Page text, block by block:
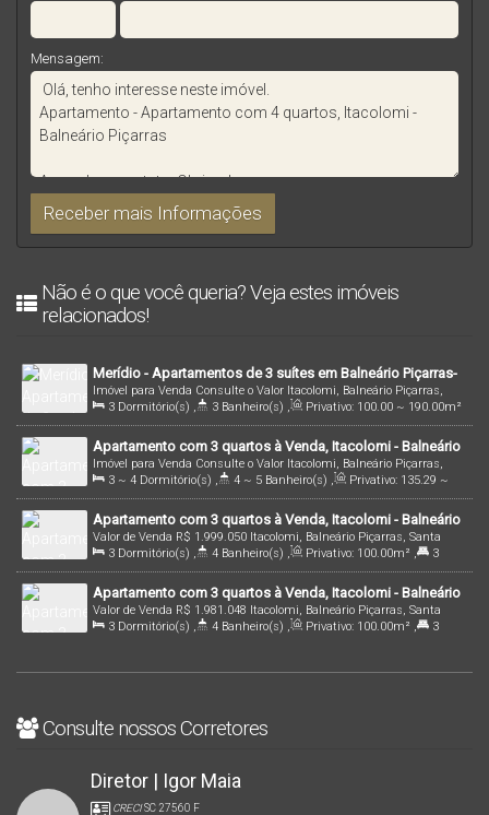
Mensagem:
Não é o que você queria? Veja estes imóveis
relacionados!
Merídio - Apartamentos de 3 suítes em Balneário Piçarras-
SC
Consulte o Valor
Imóvel para Venda
Itacolomi, Balneário Piçarras,
Santa Catarina, Brasil
3 Dormitório(s) , 3 Banheiro(s) , Privativo: 100.00 ~ 190.00m²
,
3 Suíte(s) , 1 ~ 2 Vaga(s) , 140mDistância do Mar
Apartamento com 3 quartos à Venda, Itacolomi - Balneário
Piçarras
Consulte o Valor
Imóvel para Venda
Itacolomi, Balneário Piçarras,
Santa Catarina, Brasil
3 ~ 4 Dormitório(s) , 4 ~ 5 Banheiro(s) , Privativo: 135.29 ~
196.66m² , 3 ~ 4 Suíte(s) , 2 Vaga(s) , 90mDistância do Mar
Apartamento com 3 quartos à Venda, Itacolomi - Balneário
Piçarras
R$ 1.999.050
Valor de Venda
Itacolomi, Balneário Piçarras, Santa
Catarina, Brasil
3 Dormitório(s) , 4 Banheiro(s) , Privativo: 100.00m² ,
3
Suíte(s) , 2 Vaga(s) , 140mDistância do Mar
Apartamento com 3 quartos à Venda, Itacolomi - Balneário
Piçarras
R$ 1.981.048
Valor de Venda
Itacolomi, Balneário Piçarras, Santa
Catarina, Brasil
3 Dormitório(s) , 4 Banheiro(s) , Privativo: 100.00m² ,
3
Consulte nossos Corretores
Diretor | Igor Maia
CRECISC 27560 F